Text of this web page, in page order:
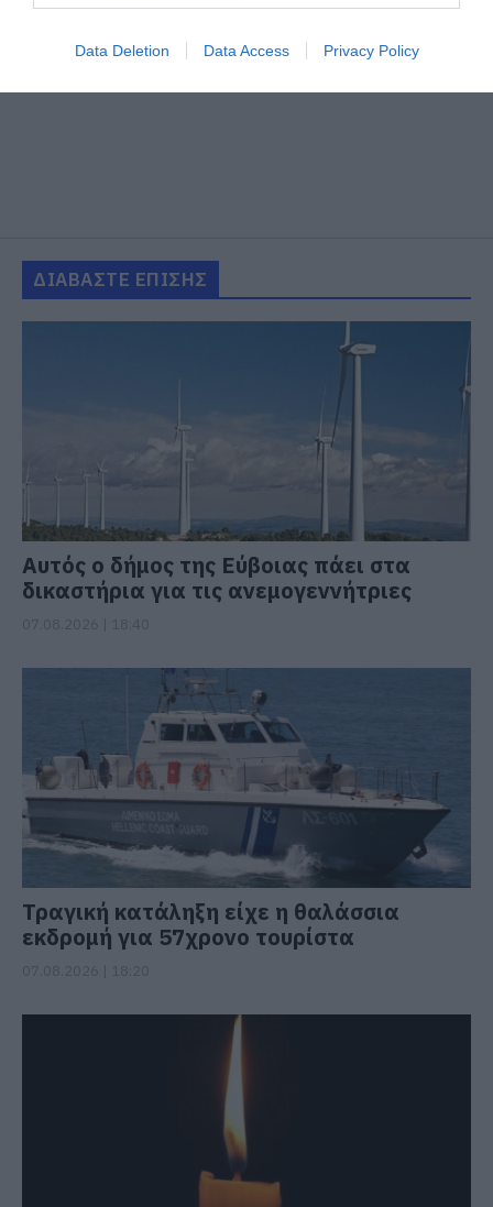
Data Deletion Data Access Privacy Policy
ΔΙΑΒΑΣΤΕ ΕΠΙΣΗΣ
Αυτός ο δήμος της Εύβοιας πάει στα
δικαστήρια για τις ανεμογεννήτριες
Τραγική κατάληξη είχε η θαλάσσια
εκδρομή για 57χρονο τουρίστα